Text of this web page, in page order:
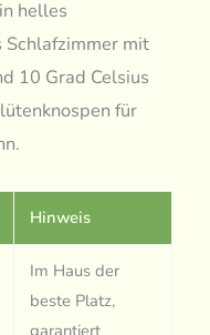
helles
Schlafzimmer mit
10 Grad Celsius
für
Hinweis
Im Haus der
beste Platz,
garantiert